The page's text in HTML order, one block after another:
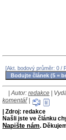
[Akt. bodový průměr: 0 /
| Autor: redakce |
komentář|
| Zdroj: redakce
Našli jste ve článku
Napište nám.